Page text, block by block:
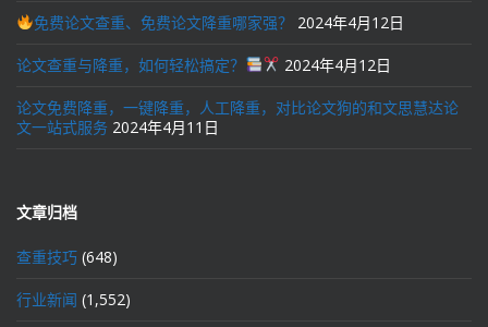
免费论文查重、免费论文降重哪家强？ 2024年4月12日
论文查重与降重，如何轻松搞定？ 2024年4月12日
论文免费降重，一键降重，人工降重，对比论文狗的和文思慧达论
文一站式服务 2024年4月11日
文章归档
查重技巧 (648)
行业新闻 (1,552)